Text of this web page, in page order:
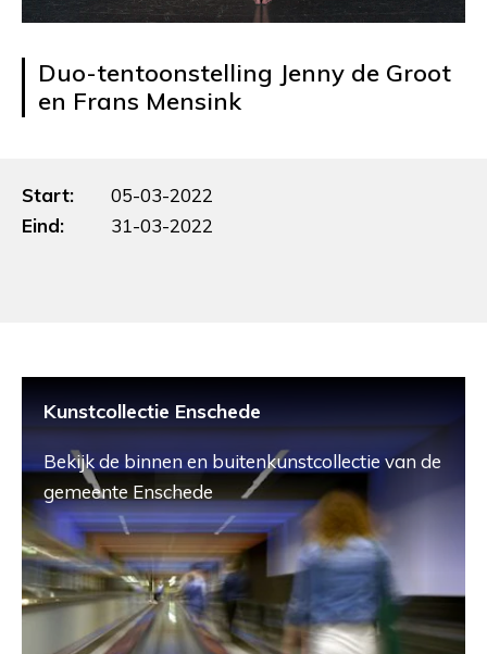
Duo-tentoonstelling Jenny de Groot
en Frans Mensink
Start:
05-03-2022
Eind:
31-03-2022
Kunstcollectie Enschede
Bekijk de binnen en buitenkunstcollectie van de
gemeente Enschede